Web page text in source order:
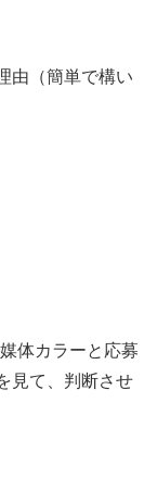
由（簡単で構い
体カラーと応募
見て、判断させ